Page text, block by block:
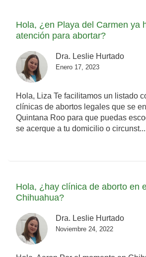
Hola, ¿en Playa del Carmen ya
atención para abortar?
Dra. Leslie Hurtado
Enero 17, 2023
Hola, Liza Te facilitamos un listado
clínicas de abortos legales que se
Quintana Roo para que puedas
se acerque a tu domicilio o circunst...
Hola, ¿hay clínica de aborto en
Chihuahua?
Dra. Leslie Hurtado
Noviembre 24, 2022